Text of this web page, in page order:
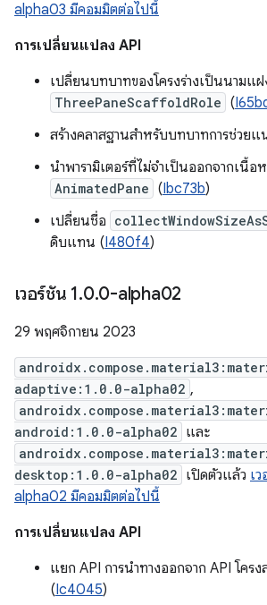
alpha03 มีคอมมิตต่อไปนี้
การเปลี่ยนแปลง API
เปลี่ยนบทบาทของโครงร่างเป็นนามแฝ
ThreePaneScaffoldRole (
สร้างคลาสฐานสำหรับบทบาทการช่วยแ
นำพารามิเตอร์ที่ไม่จำเป็นออกจากเนื้อ
AnimatedPane (Ibc73b)
เปลี่ยนชื่อ
ดิบแทน (I480f4)
เวอร์ชัน 1.0.0-alpha02
29 พฤศจิกายน 2023
adaptive:1.0.0-alpha02 ,
android:1.0.0-alpha02 และ
desktop:1.0.0-alpha02 เปิดตัวแล้ว เ
alpha02 มีคอมมิตต่อไปนี้
การเปลี่ยนแปลง API
แยก API การนำทางออกจาก API โคร
(Ic4045)